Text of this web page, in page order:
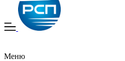
Меню